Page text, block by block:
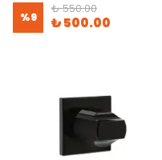
%9
₺ 550.00
₺ 500.00